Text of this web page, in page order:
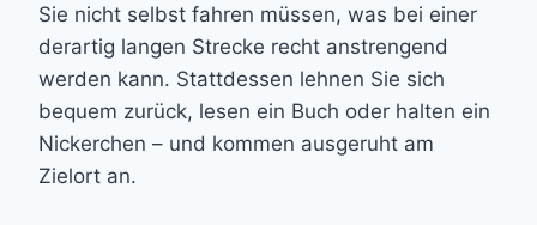
Sie nicht selbst fahren müssen, was bei einer
derartig langen Strecke recht anstrengend
werden kann. Stattdessen lehnen Sie sich
bequem zurück, lesen ein Buch oder halten ein
Nickerchen – und kommen ausgeruht am
Zielort an.